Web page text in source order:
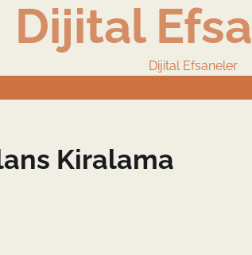
Dijital
Dijital Efsaneler
Kiralama